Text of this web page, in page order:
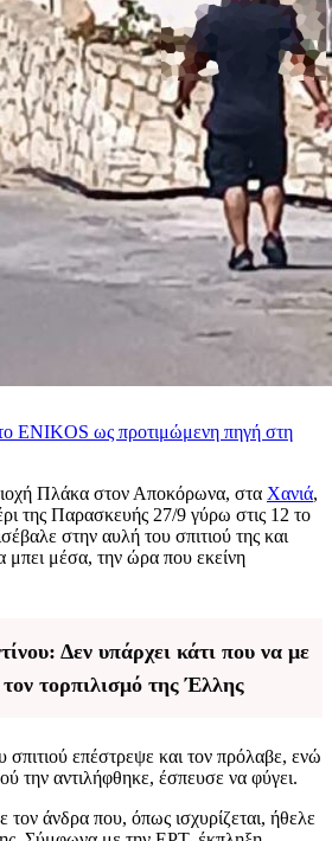
ENIKOS ως προτιμώμενη πηγή στη
Πλάκα στον Αποκόρωνα, στα Χανιά,
της Παρασκευής 27/9 γύρω στις 12 το
στην αυλή του σπιτιού της και
μέσα, την ώρα που εκείνη
Δεν υπάρχει κάτι που να με
τορπιλισμό της Έλλης
σπιτιού επέστρεψε και τον πρόλαβε, ενώ
την αντιλήφθηκε, έσπευσε να φύγει.
τον άνδρα που, όπως ισχυρίζεται, ήθελε